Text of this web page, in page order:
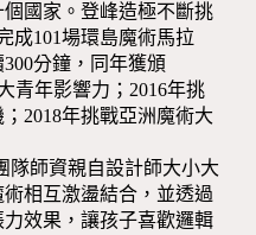
國家。登峰造極不斷挑
成101場環島魔術馬拉
分鐘，同年獲頒
青年影響力；2016年挑
2018年挑戰亞洲魔術大
師資親自設計師大小大
相互激盪結合，並透過
效果，讓孩子喜歡邏輯